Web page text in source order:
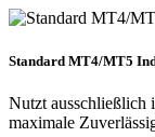
Standard MT4/MT5
Nutzt ausschließlich
maximale